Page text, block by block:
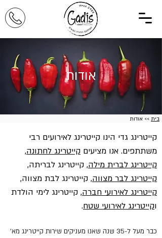
אודות
בית >> אודות
קייטרינג גדי הינו קייטרינג לאירועים רבי
משתתפים. אנו מציעים קייטרינג לחתונה,
קייטרינג לברית מילה, קייטרינג לבריתה,
קייטרינג לבר מצווה, קייטרינג לבת מצווה,
קייטרינג לאירועי חברה, קייטרינג לימי הולדת
וקייטרינג לאירועי שטח.
כבר מעל ל-35 שנה שאנו מעניקים שירות קייטרינג מא'